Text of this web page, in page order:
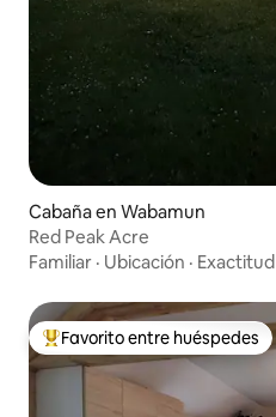
Cabaña en Wabamun
Red Peak Acre
Familiar · Ubicación · Exactitud
Favorito entre huéspedes
Favorito entre huéspedes